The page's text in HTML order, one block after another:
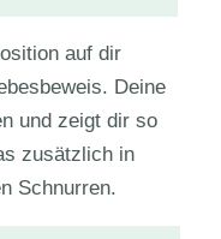
auf dir
Deine
und zeigt dir so
zusätzlich in
Schnurren.